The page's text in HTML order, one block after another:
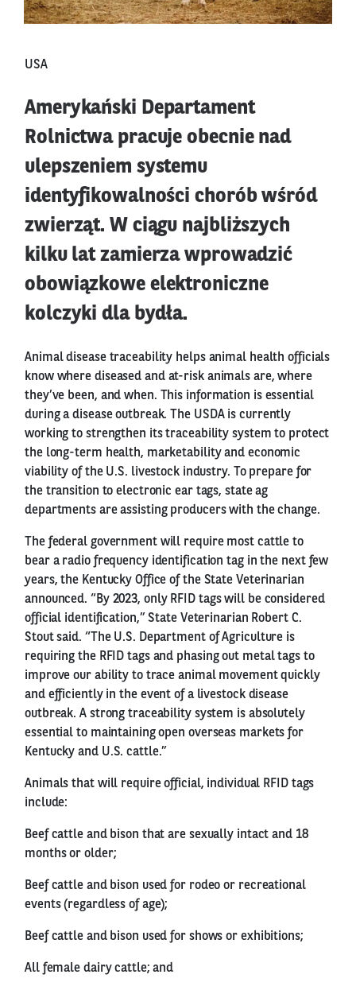
USA
Amerykański Departament
Rolnictwa pracuje obecnie nad
ulepszeniem systemu
identyfikowalności chorób wśród
zwierząt. W ciągu najbliższych
kilku lat zamierza wprowadzić
obowiązkowe elektroniczne
kolczyki dla bydła.
Animal disease traceability helps animal health officials
know where diseased and at-risk animals are, where
they’ve been, and when. This information is essential
during a disease outbreak. The USDA is currently
working to strengthen its traceability system to protect
the long-term health, marketability and economic
viability of the U.S. livestock industry. To prepare for
the transition to electronic ear tags, state ag
departments are assisting producers with the change.
The federal government will require most cattle to
bear a radio frequency identification tag in the next few
years, the Kentucky Office of the State Veterinarian
announced. “By 2023, only RFID tags will be considered
official identification,” State Veterinarian Robert C.
Stout said. “The U.S. Department of Agriculture is
requiring the RFID tags and phasing out metal tags to
improve our ability to trace animal movement quickly
and efficiently in the event of a livestock disease
outbreak. A strong traceability system is absolutely
essential to maintaining open overseas markets for
Kentucky and U.S. cattle.”
Animals that will require official, individual RFID tags
include:
Beef cattle and bison that are sexually intact and 18
months or older;
Beef cattle and bison used for rodeo or recreational
events (regardless of age);
Beef cattle and bison used for shows or exhibitions;
All female dairy cattle; and